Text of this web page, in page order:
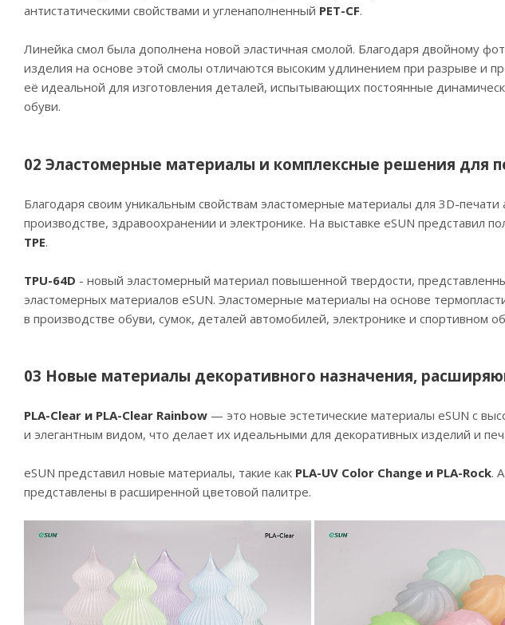
антистатическими свойствами и угленаполненный PET-CF.
Линейка смол была дополнена новой эластичная смолой. Благодаря двойному
изделия на основе этой смолы отличаются высоким удлинением при разрыве и
её идеальной для изготовления деталей, испытывающих постоянные
обуви.
02 Эластомерные материалы и комплексные решения для
Благодаря своим уникальным свойствам эластомерные материалы для 3D-
производстве, здравоохранении и электронике. На выставке eSUN представил
TPE.
TPU-64D - новый эластомерный материал повышенной твердости,
эластомерных материалов eSUN. Эластомерные материалы на основе
в производстве обуви, сумок, деталей автомобилей, электронике и спортивном
03 Новые материалы декоративного назначения,
PLA-Clear и PLA-Clear Rainbow — это новые эстетические материалы eSUN с
и элегантным видом, что делает их идеальными для декоративных изделий и
eSUN представил новые материалы, такие как PLA-UV Color Change и PLA-Rock.
представлены в расширенной цветовой палитре.